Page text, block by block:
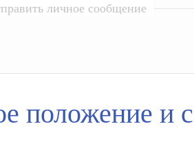
личное сообщение
положение и